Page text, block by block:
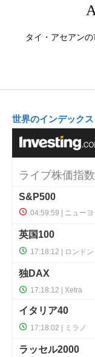
タイ・アセアン
世界のインデックス